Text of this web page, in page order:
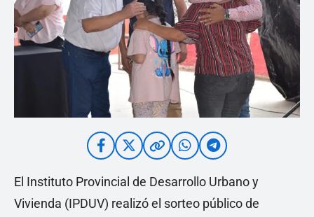
El Instituto Provincial de Desarrollo Urbano y
Vivienda (IPDUV) realizó el sorteo público de